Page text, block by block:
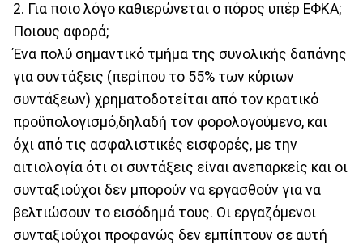
2. Για ποιο λόγο καθιερώνεται ο πόρος υπέρ ΕΦΚΑ;
Ποιους αφορά;
Ένα πολύ σημαντικό τμήμα της συνολικής δαπάνης
για συντάξεις (περίπου το 55% των κύριων
συντάξεων) χρηματοδοτείται από τον κρατικό
προϋπολογισμό,δηλαδή τον φορολογούμενο, και
όχι από τις ασφαλιστικές εισφορές, με την
αιτιολογία ότι οι συντάξεις είναι ανεπαρκείς και οι
συνταξιούχοι δεν μπορούν να εργασθούν για να
βελτιώσουν το εισόδημά τους. Οι εργαζόμενοι
συνταξιούχοι προφανώς δεν εμπίπτουν σε αυτή